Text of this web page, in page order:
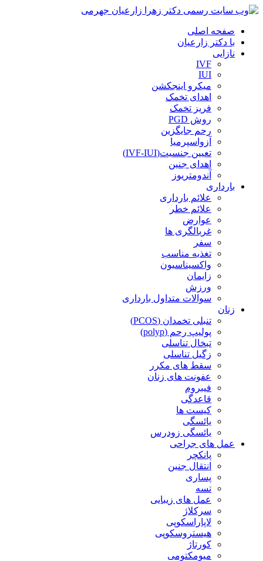
صفحه اصلی
با دکتر زارعیان
نازایی
IVF
IUI
میکرو اینجکشن
اهدای تخمک
فریز تخمک
روش PGD
رحم جایگزین
آزواسپرمیا
تعیین جنسیت(IVF-IUI)
اهدای جنین
آندومتریوز
بارداری
علائم بارداری
علائم خطر
عوارض
غربالگری ها
سفر
تغذیه مناسب
واکسیناسیون
زایمان
ورزش
سوالات متداول بارداری
زنان
تنبلی تخمدان (PCOS)
پولیپ رحم (polyp)
تبخال تناسلی
زگیل تناسلی
سقط های مکرر
عفونت های زنان
فیبروم
قاعدگی
کیست ها
یائسگی
یائسگی زودرس
عمل های جراحی
پانکچر
انتقال جنین
پساری
تسه
عمل های زیبایی
سرکلاژ
لاپاراسکوپی
هیستروسکوپی
کورتاژ
میومکتومی